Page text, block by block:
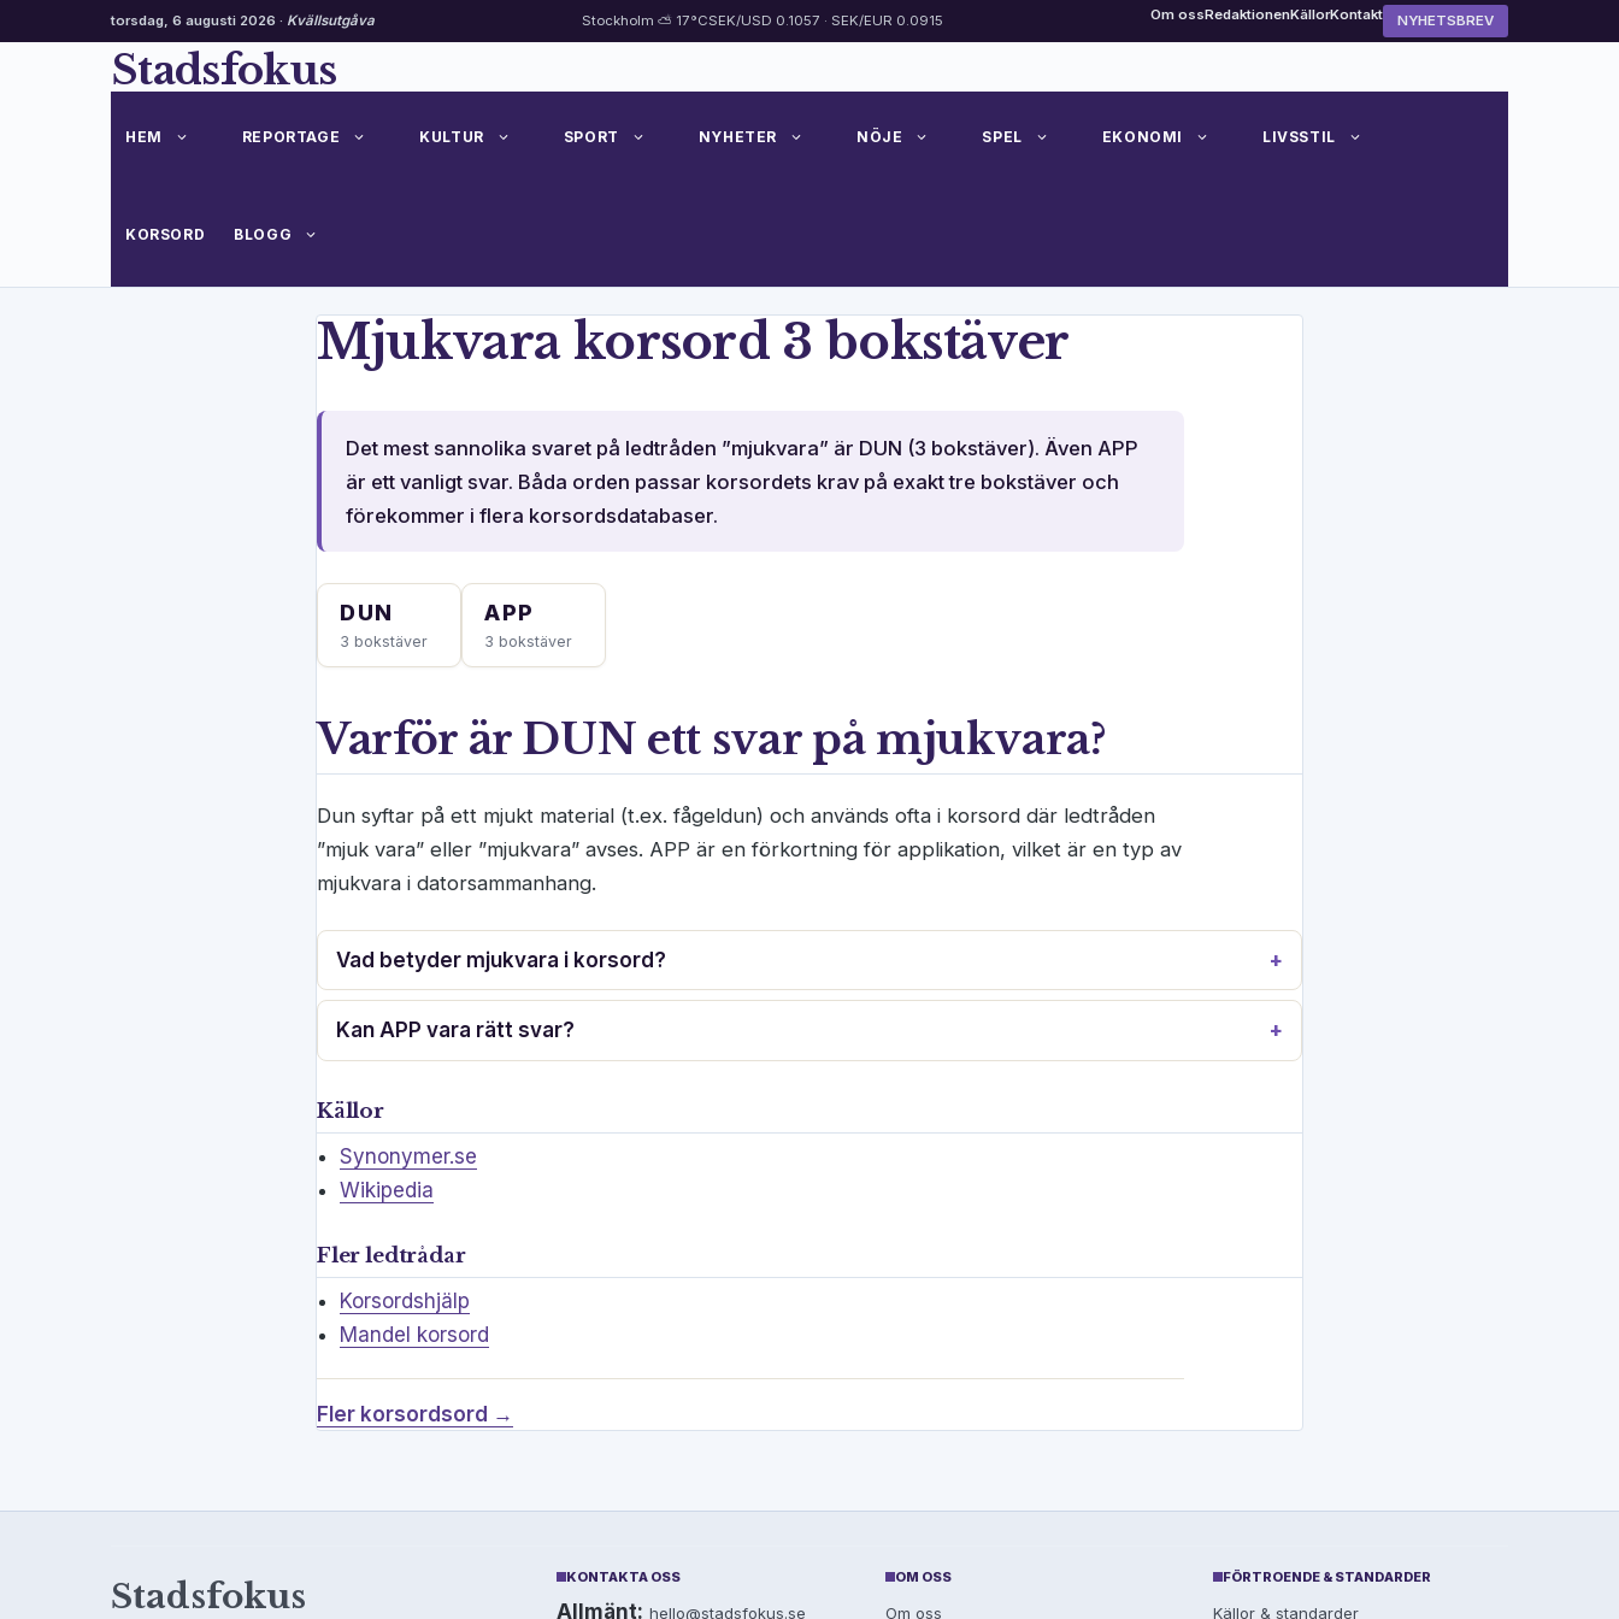
torsdag, 6 augusti 2026 · Kvällsutgåva Stockholm ⛅ 17°CSEK/USD 0.1057 · SEK/EUR 0.0915 Om ossRedaktionenKällorKontakt NYHETSBREV
Stadsfokus
HEM REPORTAGE KULTUR SPORT NYHETER NÖJE SPEL EKONOMI LIVSSTIL
KORSORD BLOGG
Mjukvara korsord 3 bokstäver
Det mest sannolika svaret på ledtråden ”mjukvara” är DUN (3 bokstäver). Även APP
är ett vanligt svar. Båda orden passar korsordets krav på exakt tre bokstäver och
förekommer i flera korsordsdatabaser.
DUN
3 bokstäver
APP
3 bokstäver
Varför är DUN ett svar på mjukvara?
Dun syftar på ett mjukt material (t.ex. fågeldun) och används ofta i korsord där ledtråden
”mjuk vara” eller ”mjukvara” avses. APP är en förkortning för applikation, vilket är en typ av
mjukvara i datorsammanhang.
Vad betyder mjukvara i korsord?
Kan APP vara rätt svar?
Källor
Synonymer.se
Wikipedia
Fler ledtrådar
Korsordshjälp
Mandel korsord
Fler korsordsord →
Stadsfokus KONTAKTA OSS
Allmänt: hello@stadsfokus.se
OM OSS
Om oss
FÖRTROENDE & STANDARDER
Källor & standarder